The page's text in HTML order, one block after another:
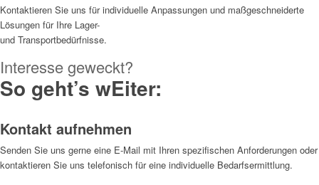
Kontaktieren Sie uns für individuelle Anpassungen und maßgeschneiderte
Lösungen für Ihre Lager-
und Transportbedürfnisse.
Interesse geweckt?
So geht’s wEiter:
Kontakt aufnehmen
Senden Sie uns gerne eine E-Mail mit Ihren spezifischen Anforderungen oder
kontaktieren Sie uns telefonisch für eine individuelle Bedarfsermittlung.